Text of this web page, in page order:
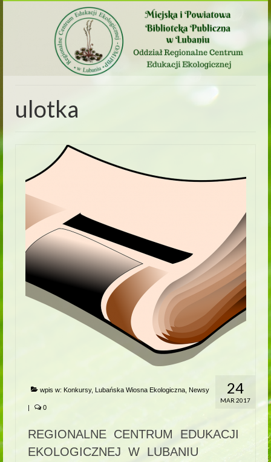
ulotka
24
MAR 2017
wpis w: Konkursy, Lubańska Wiosna Ekologiczna Newsy
| 0
REGIONALNE CENTRUM EDUKACJI
EKOLOGICZNEJ W LUBANIU